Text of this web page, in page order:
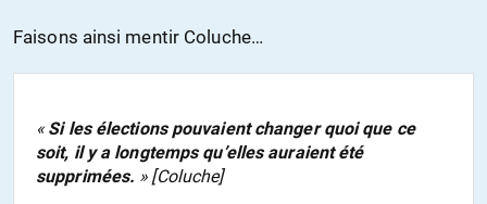
Faisons ainsi mentir Coluche…
«Si les élections pouvaient changer quoi que ce
soit, il y a longtemps qu’elles auraient été
supprimées. » [Coluche]